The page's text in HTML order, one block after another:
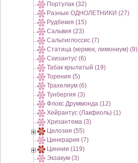
Портулак (32)
Разные ОДНОЛЕТНИКИ (27)
Рудбекия (15)
Сальвия (23)
Сальпиглоссис (7)
Статица (кермек, лимониум) (9)
Схизантус (6)
Табак крылатый (19)
Торения (5)
Трахелиум (6)
Тунбергия (3)
Флокс Друммонда (12)
Хейрантус (Лакфиоль) (1)
Хризантема (3)
Целозия (55)
Цинерария (7)
Циннии (119)
Экзакум (3)